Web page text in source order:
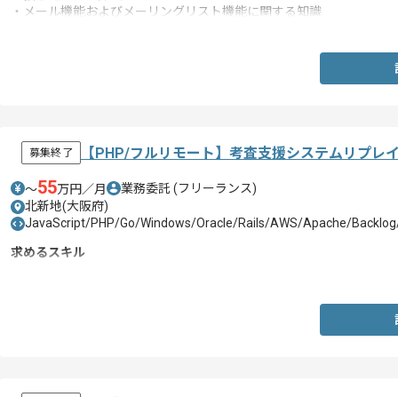
・メール機能およびメーリングリスト機能に関する知識
募集終了 【PHP/フルリモート】考査支援システムリプレ
〜55万円／月 業務委託 (フリーランス)
北新地(大阪府)
JavaScript/PHP/Go/Windows/Oracle/Rails/AWS/Apache/
求めるスキル